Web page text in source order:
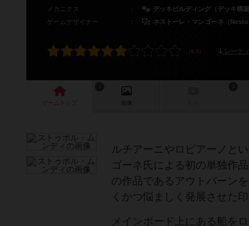
メカニクス
： デッキビルディング（デッキ構築
ゲームデザイナー
： ネストーレ・マンゴーネ（
レーテ
ゲーム 画像
ルチアーニやロピアーノと
ゴーネ氏による初の単独作
の作品であるアウトバーン
くかつ悩ましく発展させた
メインボード上にある船を